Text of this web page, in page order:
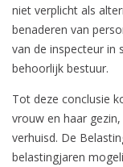
niet verplicht als
benaderen van
van de inspecteur in
behoorlijk bestuur.
Tot deze conclusie
vrouw en haar
verhuisd. De
belastingjaren